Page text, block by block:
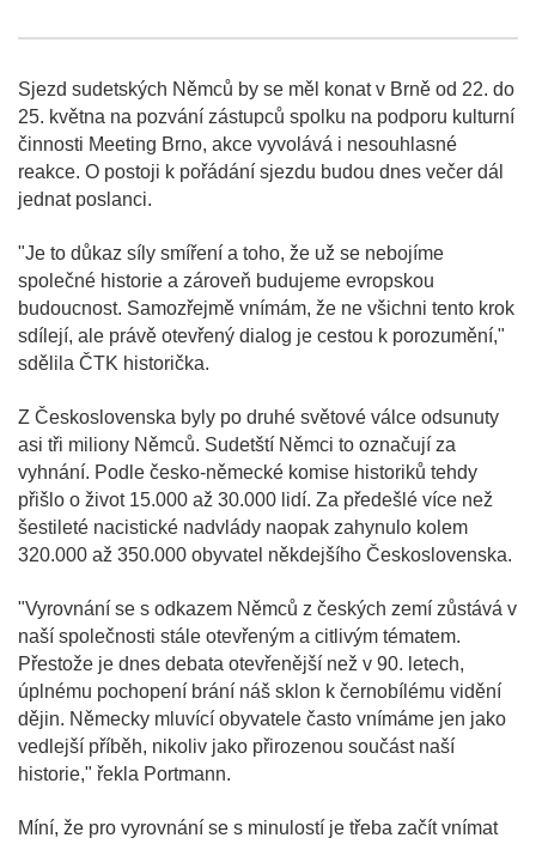
Sjezd sudetských Němců by se měl konat v Brně od 22. do
25. května na pozvání zástupců spolku na podporu kulturní
činnosti Meeting Brno, akce vyvolává i nesouhlasné
reakce. O postoji k pořádání sjezdu budou dnes večer dál
jednat poslanci.
"Je to důkaz síly smíření a toho, že už se nebojíme
společné historie a zároveň budujeme evropskou
budoucnost. Samozřejmě vnímám, že ne všichni tento krok
sdílejí, ale právě otevřený dialog je cestou k porozumění,"
sdělila ČTK historička.
Z Československa byly po druhé světové válce odsunuty
asi tři miliony Němců. Sudetští Němci to označují za
vyhnání. Podle česko-německé komise historiků tehdy
přišlo o život 15.000 až 30.000 lidí. Za předešlé více než
šestileté nacistické nadvlády naopak zahynulo kolem
320.000 až 350.000 obyvatel někdejšího Československa.
"Vyrovnání se s odkazem Němců z českých zemí zůstává v
naší společnosti stále otevřeným a citlivým tématem.
Přestože je dnes debata otevřenější než v 90. letech,
úplnému pochopení brání náš sklon k černobílému vidění
dějin. Německy mluvící obyvatele často vnímáme jen jako
vedlejší příběh, nikoliv jako přirozenou součást naší
historie," řekla Portmann.
Míní, že pro vyrovnání se s minulostí je třeba začít vnímat